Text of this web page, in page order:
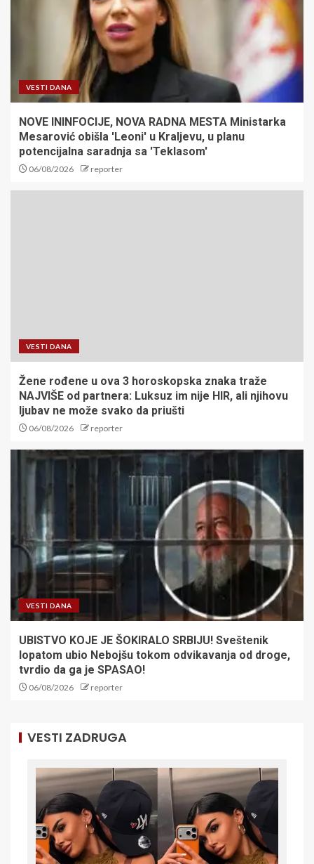
VESTI DANA
NOVE ININFOCIJE, NOVA RADNA MESTA Ministarka
Mesarović obišla 'Leoni' u Kraljevu, u planu
potencijalna saradnja sa 'Teklasom'
06/08/2026 reporter
VESTI DANA
Žene rođene u ova 3 horoskopska znaka traže
NAJVIŠE od partnera: Luksuz im nije HIR, ali njihovu
ljubav ne može svako da priušti
06/08/2026 reporter
VESTI DANA
UBISTVO KOJE JE ŠOKIRALO SRBIJU! Sveštenik
lopatom ubio Nebojšu tokom odvikavanja od droge,
tvrdio da ga je SPASAO!
06/08/2026 reporter
VESTI ZADRUGA